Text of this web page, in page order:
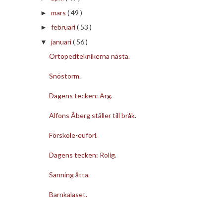
► mars ( 49 )
► februari( 53 )
▼ januari( 56 )
Ortopedteknikerna nästa.
Snöstorm.
Dagens tecken: Arg.
Alfons Åberg ställer till bråk.
Förskole-eufori.
Dagens tecken: Rolig.
Sanning åtta.
Barnkalaset.